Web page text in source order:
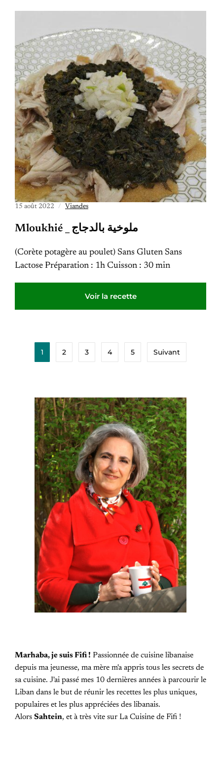
15 août 2022 Viandes
Mloukhié _ ملوخية بالدجاج
(Corète potagère au poulet) Sans Gluten Sans
Lactose Préparation : 1h Cuisson : 30 min
Voir la recette
1 2 3 4 5 Suivant
Marhaba, je suis Fifi ! Passionnée de cuisine libanaise
depuis ma jeunesse, ma mère m'a appris tous les secrets de
sa cuisine. J'ai passé mes 10 dernières années à parcourir le
Liban dans le but de réunir les recettes les plus uniques,
populaires et les plus appréciées des libanais.
Alors Sahtein, et à très vite sur La Cuisine de Fifi !